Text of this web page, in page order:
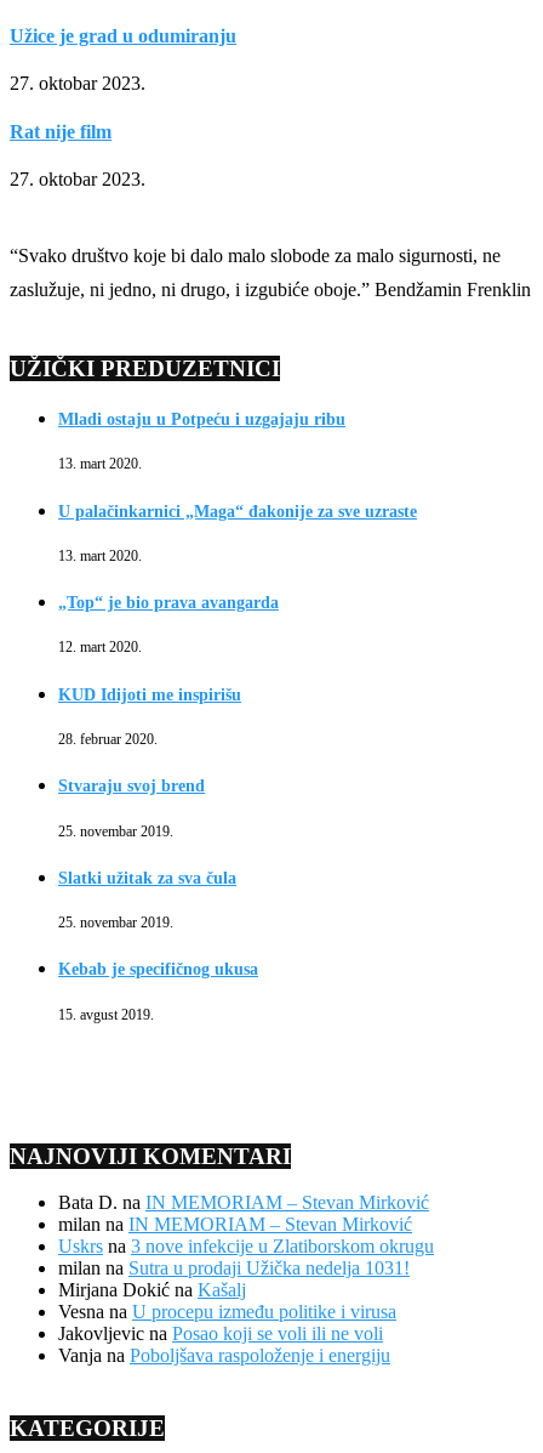
Užice je grad u odumiranju
27. oktobar 2023.
Rat nije film
27. oktobar 2023.
“Svako društvo koje bi dalo malo slobode za malo sigurnosti, ne
zaslužuje, ni jedno, ni drugo, i izgubiće oboje.” Bendžamin Frenklin
UŽIČKI PREDUZETNICI
Mladi ostaju u Potpeću i uzgajaju ribu
13. mart 2020.
U palačinkarnici „Maga“ đakonije za sve uzraste
13. mart 2020.
„Top“ je bio prava avangarda
12. mart 2020.
KUD Idijoti me inspirišu
28. februar 2020.
Stvaraju svoj brend
25. novembar 2019.
Slatki užitak za sva čula
25. novembar 2019.
Kebab je specifičnog ukusa
15. avgust 2019.
NAJNOVIJI KOMENTARI
Bata D. na IN MEMORIAM – Stevan Mirković
milan na IN MEMORIAM – Stevan Mirković
Uskrs na 3 nove infekcije u Zlatiborskom okrugu
milan na Sutra u prodaji Užička nedelja 1031!
Mirjana Dokić na Kašalj
Vesna na U procepu između politike i virusa
Jakovljevic na Posao koji se voli ili ne voli
Vanja na Poboljšava raspoloženje i energiju
KATEGORIJE